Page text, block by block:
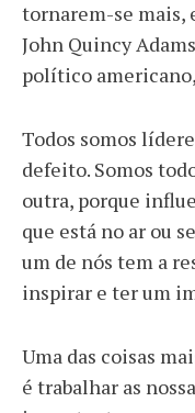
tornarem-se mais,
John Quincy
político
Todos somos
defeito. Somos
outra, porque
que está no ar ou
um de nós tem a
inspirar e ter um
Uma das coisas
é trabalhar as